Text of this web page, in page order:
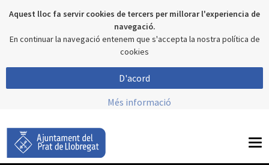
Aquest lloc fa servir cookies de tercers per millorar l'experiencia de
navegació.
En continuar la navegació entenem que s'accepta la nostra política de
cookies
D'acord
Més informació